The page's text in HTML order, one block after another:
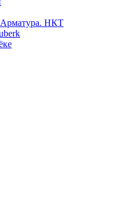
Арматура. НКТ